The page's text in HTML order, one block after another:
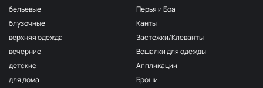
бельевые
блузочные
верхняя одежда
вечерние
детские
для дома
Перья и Боа
Канты
Застежки/Клеванты
Вешалки для одежды
Аппликации
Броши